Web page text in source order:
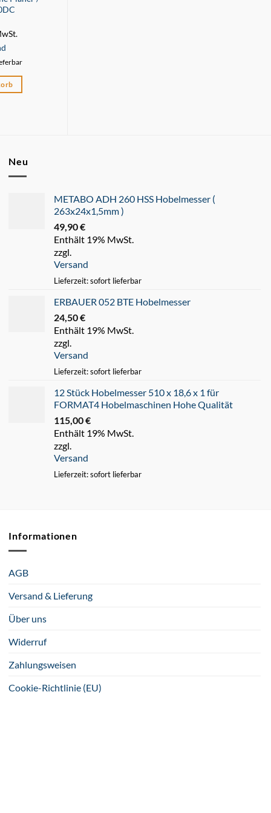
Neu
METABO ADH 260 HSS Hobelmesser (
263x24x1,5mm )
49,90€
Enthält 19% MwSt.
zzgl.
Versand
Lieferzeit: sofort lieferbar
ERBAUER 052 BTE Hobelmesser
24,50€
Enthält 19% MwSt.
zzgl.
Versand
Lieferzeit: sofort lieferbar
12 Stück Hobelmesser 510 x 18,6 x 1 für
FORMAT4 Hobelmaschinen Hohe Qualität
115,00€
Enthält 19% MwSt.
zzgl.
Versand
Lieferzeit: sofort lieferbar
Informationen
AGB
Versand & Lieferung
Über uns
Widerruf
Zahlungsweisen
Cookie-Richtlinie (EU)